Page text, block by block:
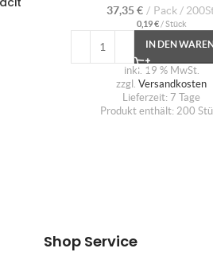
37,35€ Pack /
0,19€/Stück
IN DEN
inkl. 19 % MwSt.
zzgl.Versandkosten
Lieferzeit: 7 Tage
Produkt enthält: 200
Shop Service